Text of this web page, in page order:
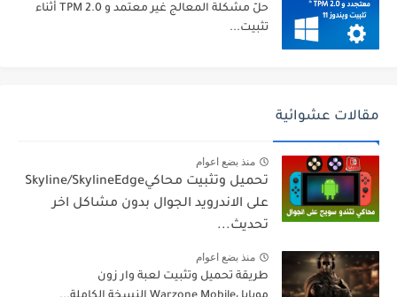
حلّ مشكلة المعالج غير معتمد و TPM 2.0 أثناء
تثبيت...
مقالات عشوائية
منذ بضع اعوام
تحميل وتثبيت محاكيSkyline/SkylineEdge
على الاندرويد الجوال بدون مشاكل اخر
تحديث...
منذ بضع اعوام
طريقة تحميل وتثبيت لعبة وار زون